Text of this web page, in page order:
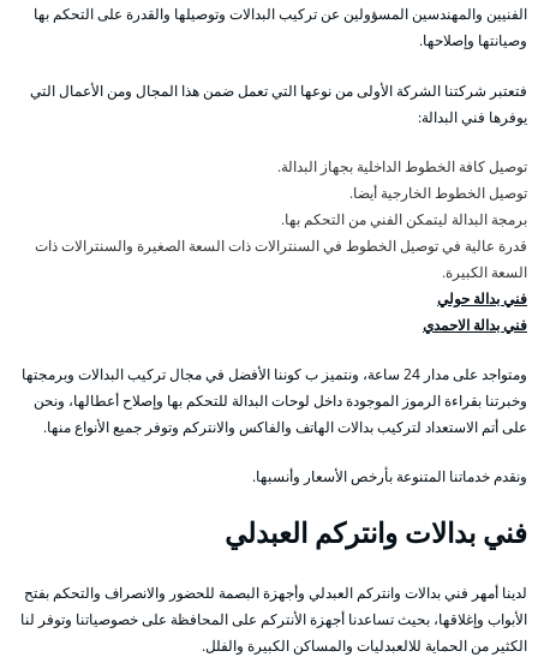
الفنيين والمهندسين المسؤولين عن تركيب البدالات وتوصيلها والقدرة على التحكم بها
وصيانتها وإصلاحها.
فتعتبر شركتنا الشركة الأولى من نوعها التي تعمل ضمن هذا المجال ومن الأعمال التي
يوفرها فني البدالة:
توصيل كافة الخطوط الداخلية بجهاز البدالة.
توصيل الخطوط الخارجية أيضا.
برمجة البدالة ليتمكن الفني من التحكم بها.
قدرة عالية في توصيل الخطوط في السنترالات ذات السعة الصغيرة والسنترالات ذات
السعة الكبيرة.
فني بدالة حولي
فني بدالة الاحمدي
ومتواجد على مدار 24 ساعة، ونتميز ب كوننا الأفضل في مجال تركيب البدالات وبرمجتها
وخبرتنا بقراءة الرموز الموجودة داخل لوحات البدالة للتحكم بها وإصلاح أعطالها، ونحن
على أتم الاستعداد لتركيب بدالات الهاتف والفاكس والانتركم وتوفر جميع الأنواع منها.
ونقدم خدماتنا المتنوعة بأرخص الأسعار وأنسبها.
فني بدالات وانتركم العبدلي
لدينا أمهر فني بدالات وانتركم العبدلي وأجهزة البصمة للحضور والانصراف والتحكم بفتح
الأبواب وإغلاقها، بحيث تساعدنا أجهزة الأنتركم على المحافظة على خصوصياتنا وتوفر لنا
الكثير من الحماية للالعبدليات والمساكن الكبيرة والفلل.